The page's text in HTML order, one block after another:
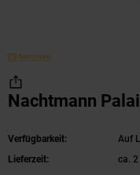
Nachtmann
Verfügbarkeit:
Auf
Lieferzeit:
ca.